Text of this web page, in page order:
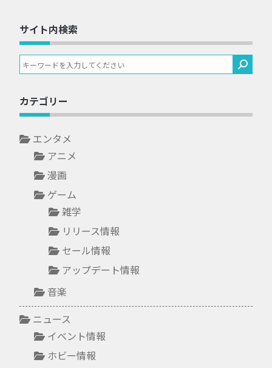
サイト内検索
カテゴリー
エンタメ
アニメ
漫画
ゲーム
雑学
リリース情報
セール情報
アップデート情報
音楽
ニュース
イベント情報
ホビー情報